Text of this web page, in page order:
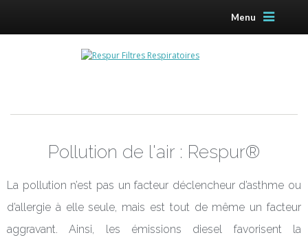
Menu
Pollution de l'air : Respur®
La pollution n’est pas un facteur déclencheur d’asthme ou
d’allergie à elle seule, mais est tout de même un facteur
aggravant. Ainsi, les émissions diesel favorisent la